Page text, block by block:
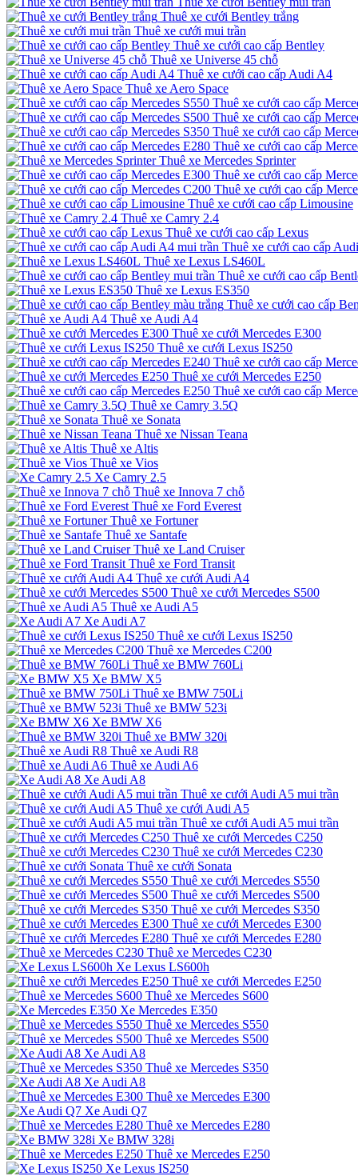
Thuê xe cưới Bentley trắng
Thuê xe cưới mui trần
Thuê xe cưới cao cấp Bentley
Thuê xe Universe 45 chỗ
Thuê xe cưới cao cấp Audi A4
Thuê xe Aero Space
Thuê xe cưới cao cấp
Thuê xe cưới cao cấp
Thuê xe cưới cao cấp
Thuê xe cưới cao cấp
Thuê xe Mercedes Sprinter
Thuê xe cưới cao cấp
Thuê xe cưới cao cấp
Thuê xe cưới cao cấp Limousine
Thuê xe Camry 2.4
Thuê xe cưới cao cấp Lexus
Thuê xe cưới cao cấp
Thuê xe Lexus LS460L
Thuê xe cưới cao cấp
Thuê xe Lexus ES350
Thuê xe cưới cao cấp
Thuê xe Audi A4
Thuê xe cưới Mercedes E300
Thuê xe cưới Lexus IS250
Thuê xe cưới cao cấp
Thuê xe cưới Mercedes E250
Thuê xe cưới cao cấp
Thuê xe Camry 3.5Q
Thuê xe Sonata
Thuê xe Nissan Teana
Thuê xe Altis
Thuê xe Vios
Xe Camry 2.5
Thuê xe Innova 7 chỗ
Thuê xe Ford Everest
Thuê xe Fortuner
Thuê xe Santafe
Thuê xe Land Cruiser
Thuê xe Ford Transit
Thuê xe cưới Audi A4
Thuê xe cưới Mercedes S500
Thuê xe Audi A5
Xe Audi A7
Thuê xe cưới Lexus IS250
Thuê xe Mercedes C200
Thuê xe BMW 760Li
Xe BMW X5
Thuê xe BMW 750Li
Thuê xe BMW 523i
Xe BMW X6
Thuê xe BMW 320i
Thuê xe Audi R8
Thuê xe Audi A6
Xe Audi A8
Thuê xe cưới Audi A5 mui trần
Thuê xe cưới Audi A5
Thuê xe cưới Audi A5 mui trần
Thuê xe cưới Mercedes C250
Thuê xe cưới Mercedes C230
Thuê xe cưới Sonata
Thuê xe cưới Mercedes S550
Thuê xe cưới Mercedes S500
Thuê xe cưới Mercedes S350
Thuê xe cưới Mercedes E300
Thuê xe cưới Mercedes E280
Thuê xe Mercedes C230
Xe Lexus LS600h
Thuê xe cưới Mercedes E250
Thuê xe Mercedes S600
Xe Mercedes E350
Thuê xe Mercedes S550
Thuê xe Mercedes S500
Xe Audi A8
Thuê xe Mercedes S350
Xe Audi A8
Thuê xe Mercedes E300
Xe Audi Q7
Thuê xe Mercedes E280
Xe BMW 328i
Thuê xe Mercedes E250
Xe Lexus IS250